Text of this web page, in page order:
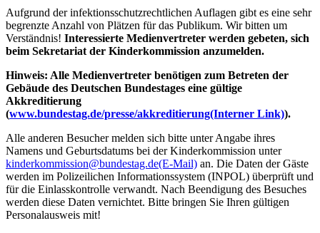
Aufgrund der infektionsschutzrechtlichen Auflagen gibt es eine sehr
begrenzte Anzahl von Plätzen für das Publikum. Wir bitten um
Verständnis! Interessierte Medienvertreter werden gebeten, sich
beim Sekretariat der Kinderkommission anzumelden.
Hinweis: Alle Medienvertreter benötigen zum Betreten der
Gebäude des Deutschen Bundestages eine gültige
Akkreditierung
(www.bundestag.de/presse/akkreditierung(Interner Link)).
Alle anderen Besucher melden sich bitte unter Angabe ihres
Namens und Geburtsdatums bei der Kinderkommission unter
kinderkommission@bundestag.de(E-Mail) an. Die Daten der Gäste
werden im Polizeilichen Informationssystem (INPOL) überprüft und
für die Einlasskontrolle verwandt. Nach Beendigung des Besuches
werden diese Daten vernichtet. Bitte bringen Sie Ihren gültigen
Personalausweis mit!